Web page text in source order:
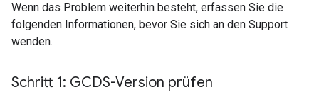
Wenn das Problem weiterhin besteht, erfassen Sie die
folgenden Informationen, bevor Sie sich an den Support
wenden.
Schritt 1: GCDS-Version prüfen